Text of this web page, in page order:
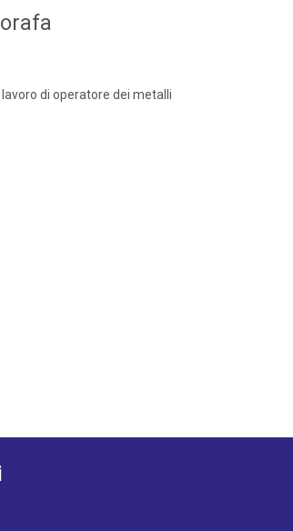
di operatore dei metalli